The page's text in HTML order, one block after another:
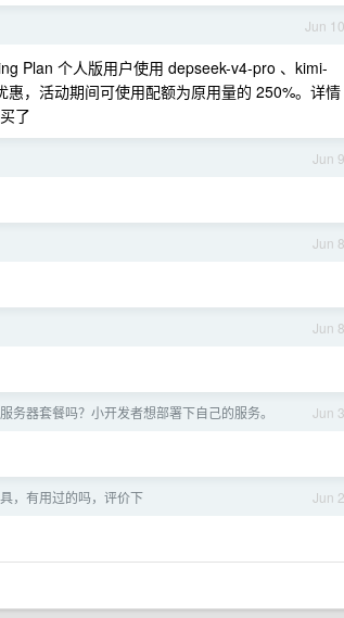
Jun 10
Plan 个人版用户使用 depseek-v4-pro 、kimi-
，活动期间可使用配额为原用量的 250%。详情
了
Jun 9
Jun 8
Jun 8
Jun 3
务器套餐吗？小开发者想部署下自己的服务。
Jun 2
，有用过的吗，评价下